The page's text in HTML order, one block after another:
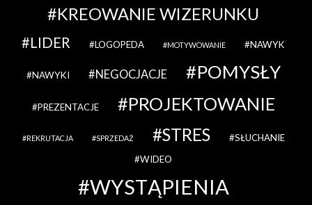
KREOWANIE WIZERUNKU
LIDER LOGOPEDA MOTYWOWANIE NAWYK
NAWYKI NEGOCJACJE POMYSŁY
PREZENTACJE PROJEKTOWANIE
REKRUTACJA SPRZEDAŻ STRES
SŁUCHANIE
WIDEO
WYSTĄPIENIA